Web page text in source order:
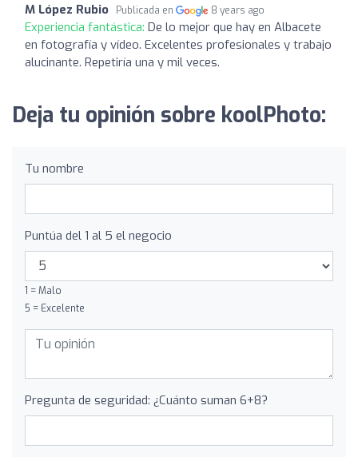
M López Rubio Publicada en 8 years ago
Experiencia fantástica: De lo mejor que hay en Albacete
en fotografía y vídeo. Excelentes profesionales y trabajo
alucinante. Repetiría una y mil veces.
Deja tu opinión sobre koolPhoto:
Tu nombre
Puntúa del 1 al 5 el negocio
1 = Malo
5 = Excelente
Pregunta de seguridad: ¿Cuánto suman 6+8?